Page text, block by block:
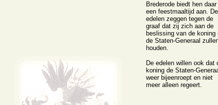
Brederode biedt hen daar
een feestmaaltijd aan. De
edelen zeggen tegen de
graaf dat zij zich aan de
beslissing van de koning
de Staten-Generaal
houden.
De edelen willen ook dat
koning de Staten-
weer bijeenroept en niet
meer alleen regeert.